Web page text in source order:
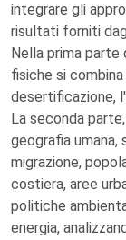
integrare gli
risultati forniti
Nella prima
fisiche si
desertificazione,
La seconda
geografia umana,
migrazione,
costiera, aree
politiche
energia,